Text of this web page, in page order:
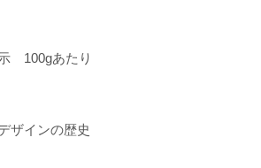
100gあたり
ザインの歴史